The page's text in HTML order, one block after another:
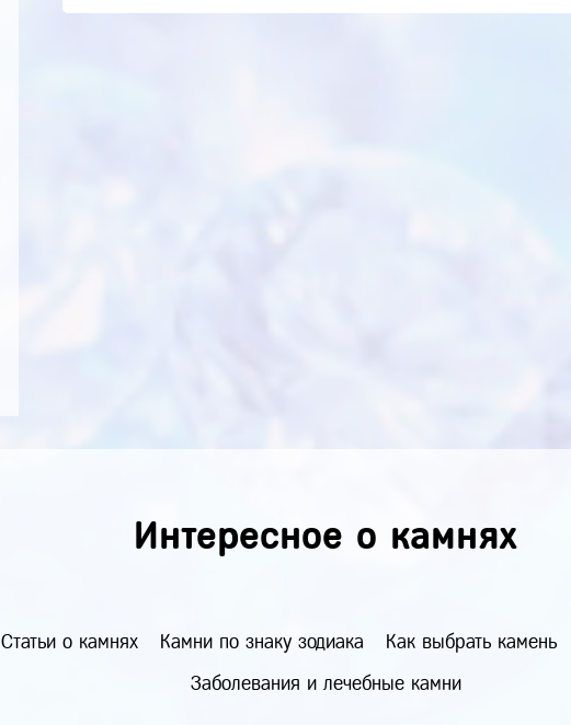
Интересное о камнях
Статьи о камнях Камни по знаку зодиака Как выбрать камень
Заболевания и лечебные камни